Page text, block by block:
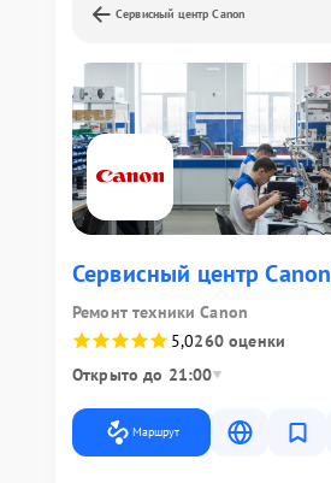
Сервисный центр Canon
Сервисный центр Canon
Ремонт техники Canon
5,0260 оценки
Открыто до 21:00
Маршрут